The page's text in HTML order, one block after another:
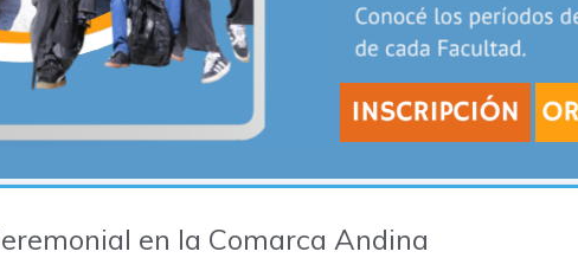
en la Comarca Andina